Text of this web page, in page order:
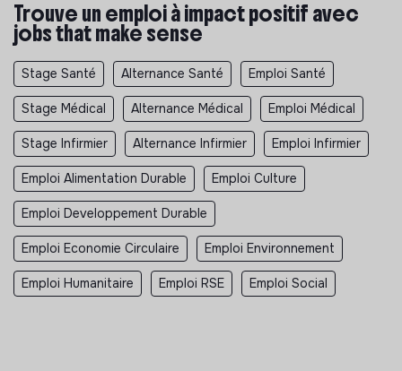
Trouve un emploi à impact positif avec
jobs that make sense
Stage Santé Alternance Santé Emploi Santé
Stage Médical Alternance Médical Emploi Médical
Stage Infirmier Alternance Infirmier Emploi Infirmier
Emploi Alimentation Durable Emploi Culture
Emploi Developpement Durable
Emploi Economie Circulaire Emploi Environnement
Emploi Humanitaire Emploi RSE Emploi Social